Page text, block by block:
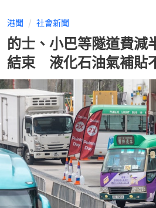
港聞 社會新聞
的士、小巴等隧道費減
結束 液化石油氣補貼